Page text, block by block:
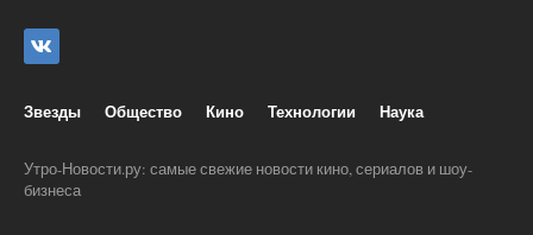
Звезды Общество Кино Технологии Наука
Утро-Новости.ру: самые свежие новости кино, сериалов и шоу-
бизнеса